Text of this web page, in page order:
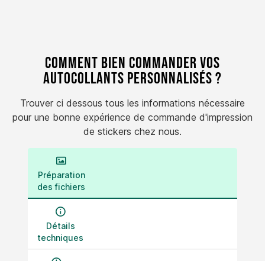
Comment bien commander vos
autocollants personnalisés ?
Trouver ci dessous tous les informations nécessaire
pour une bonne expérience de commande d'impression
de stickers chez nous.
Préparation
des fichiers
Détails
techniques